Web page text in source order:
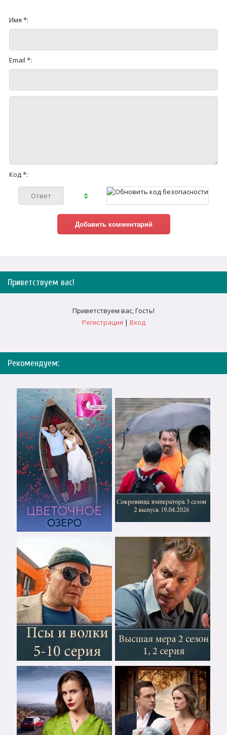
Имя *:
Email *:
Код *:
Приветствуем вас!
Приветствуем вас,Гость!
Регистрация | Вход
Рекомендуем: